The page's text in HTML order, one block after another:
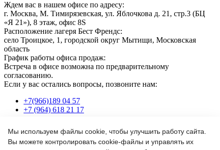
Ждем вас в нашем офисе по адресу:
г. Москва, М. Тимирязевская, ул. Яблочкова д. 21, стр.3 (БЦ
«Я 21»), 8 этаж, офис 8S
Расположение лагеря Бест Френдс:
село Троицкое, 1, городской округ Мытищи, Московская
область
График работы офиса продаж:
Встреча в офисе возможна по предварительному
согласованию.
Если у вас остались вопросы, позвоните нам:
+7(966)189 04 57
+7 (964) 618 21 17
Или пишите нам на почту:
Мы используем файлы cookie, чтобы улучшить работу сайта.
Вы можете контролировать cookie-файлы и управлять их